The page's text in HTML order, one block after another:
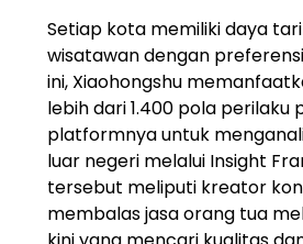
Setiap kota memiliki daya
wisatawan dengan
ini, Xiaohongshu
lebih dari 1.400 pola perilaku
platformnya untuk
luar negeri melalui Insight
tersebut meliputi kreator
membalas jasa orang tua